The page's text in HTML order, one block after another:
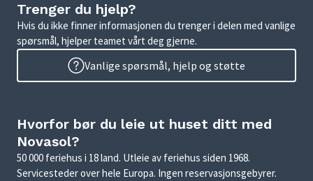
Trenger du hjelp?
Hvis du ikke finner informasjonen du trenger i delen med vanlige
spørsmål, hjelper teamet vårt deg gjerne.
Vanlige spørsmål, hjelp og støtte
Hvorfor bør du leie ut huset ditt med
Novasol?
50 000 feriehus i 18 land. Utleie av feriehus siden 1968.
Servicesteder over hele Europa. Ingen reservasjonsgebyrer.